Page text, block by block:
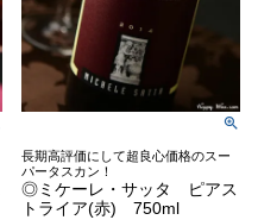
長期高評価にして超良心価格のスー
パータスカン！
◎ミケーレ・サッタ ピアス
トライア(赤) 750ml